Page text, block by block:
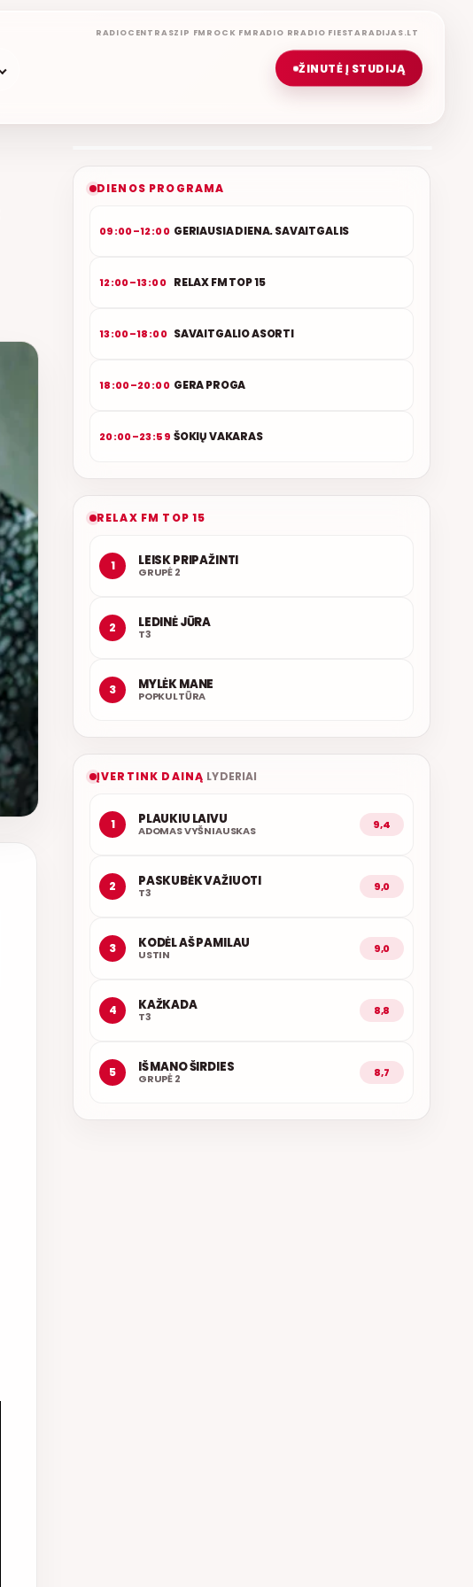
RADIOCENTRASZIP FM ROCK FM RADIO RRADIO FIESTARADIJAS.LT
ŽINUTĖ Į STUDIJĄ
ETERYJE
LIETUVIŠKOS MUZIKOS NAMAI
DIENOS PROGRAMA
09:00–12:00 GERIAUSIA DIENA. SAVAITGALIS
12:00–13:00 RELAX FM TOP 15
13:00–18:00 SAVAITGALIO ASORTI
18:00–20:00 GERA PROGA
20:00–23:59 ŠOKIŲ VAKARAS
RELAX FM TOP 15
1 LEISK PRIPAŽINTI
GRUPĖ 2
2 LEDINĖ JŪRA
T3
3 MYLĖK MANE
POPKULTŪRA
ĮVERTINK DAINĄ LYDERIAI
1 PLAUKIU LAIVU
ADOMAS VYŠNIAUSKAS 9,4
2 PASKUBĖK VAŽIUOTI
T3 9,0
3 KODĖL AŠ PAMILAU
USTIN 9,0
4 KAŽKADA
T3 8,8
5 IŠ MANO ŠIRDIES
GRUPĖ 2 8,7